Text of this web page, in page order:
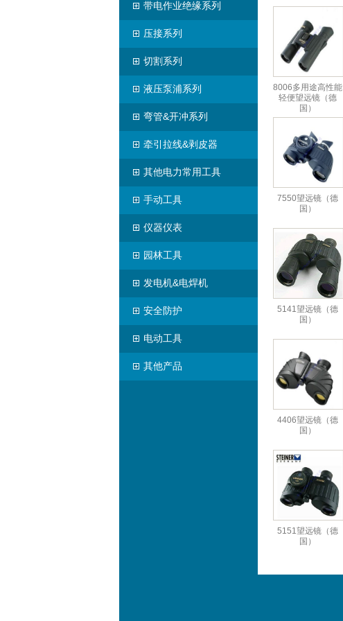
带电作业绝缘系列
压接系列
切割系列
液压泵浦系列
弯管&开冲系列
牵引拉线&剥皮器
其他电力常用工具
手动工具
仪器仪表
园林工具
发电机&电焊机
安全防护
电动工具
其他产品
8006多用途高性能
轻便望远镜（德
国）
7550望远镜（德
国）
5141望远镜（德
国）
4406望远镜（德
国）
5151望远镜（德
国）